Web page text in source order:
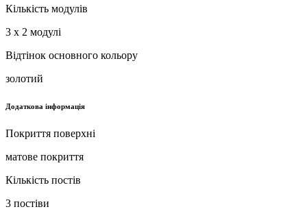
Кількість модулів
3 x 2 модулі
Відтінок основного кольору
золотий
Додаткова інформація
Покриття поверхні
матове покриття
Кількість постів
3 постіви